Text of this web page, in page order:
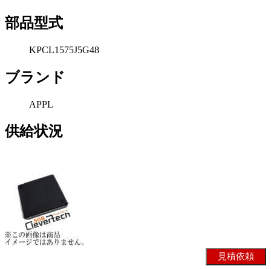
部品型式
KPCL1575J5G48
ブランド
APPL
供給状況